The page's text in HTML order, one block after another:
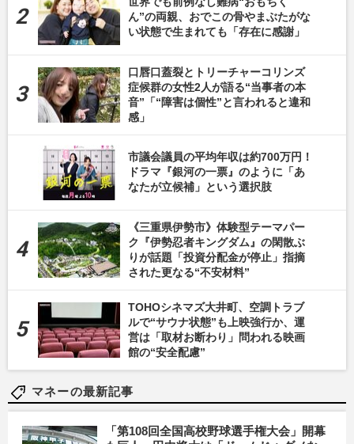
ん”の両親、おでこの骨やまぶたがな
い状態で生まれても「存在に感謝」
口唇口蓋裂とトリーチャーコリンズ
症候群の女性2人が語る“当事者の本
音”「“障害は個性”と言われると違和
感」
市議会議員の平均年収は約700万円！
ドラマ『銀河の一票』のように「あ
なたが立候補」という選択肢
《三重県伊勢市》体験型テーマパー
ク『伊勢忍者キングダム』の閑散ぶ
りが話題「投資分配金が停止」指摘
された更なる“不安材料”
TOHOシネマズ大井町、空調トラブ
ルで“サウナ状態”も上映強行か、運
営は「取材お断わり」問われる映画
館の“安全配慮”
マネーの最新記事
「第108回全国高校野球選手権大会」開幕